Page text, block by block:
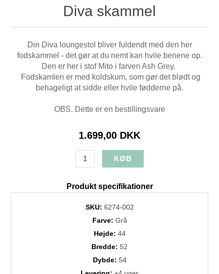
Diva skammel
Din Diva loungestol bliver fuldendt med den her
fodskammel - det gør at du nemt kan hvile benene op.
Den er her i stof Mito i farven Ash Grey.
Fodskamlen er med koldskum, som gør det blødt og
behageligt at sidde eller hvile fødderne på.
OBS. Dette er en bestillingsvare
1.699,00 DKK
Produkt specifikationer
SKU: 6274-002
Farve: Grå
Højde: 44
Bredde: 52
Dybde: 54